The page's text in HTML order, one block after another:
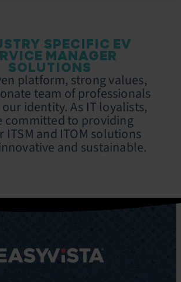
SPECIFIC EV
MANAGER
SOLUTIONS
platform, strong values,
team of professionals
identity. As IT loyalists,
committed to providing
ITSM and ITOM solutions
and sustainable.